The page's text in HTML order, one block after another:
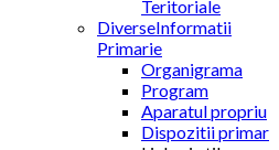
Teritoriale
DiverseInformatii
Primarie
Organigrama
Program
Aparatul propriu
Dispozitii primar